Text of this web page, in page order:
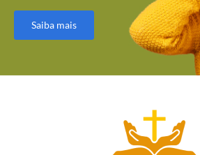
Saiba mais